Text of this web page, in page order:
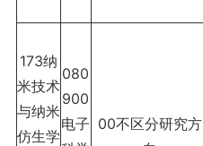
173纳
米技术
与纳米
仿生学
080
900
电子 00不区分研究方